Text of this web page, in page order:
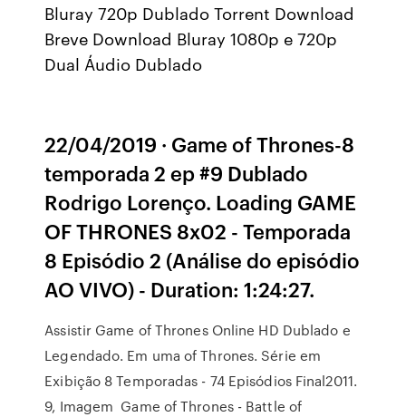
Bluray 720p Dublado Torrent Download
Breve Download Bluray 1080p e 720p
Dual Áudio Dublado
22/04/2019 · Game of Thrones-8
temporada 2 ep #9 Dublado
Rodrigo Lorenço. Loading GAME
OF THRONES 8x02 - Temporada
8 Episódio 2 (Análise do episódio
AO VIVO) - Duration: 1:24:27.
Assistir Game of Thrones Online HD Dublado e
Legendado. Em uma of Thrones. Série em
Exibição 8 Temporadas - 74 Episódios Final2011.
9, Imagem Game of Thrones - Battle of